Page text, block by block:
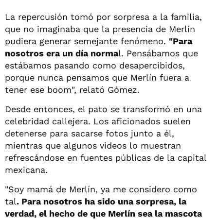
La repercusión tomó por sorpresa a la familia,
que no imaginaba que la presencia de Merlín
pudiera generar semejante fenómeno. "Para
nosotros era un día normal. Pensábamos que
estábamos pasando como desapercibidos,
porque nunca pensamos que Merlín fuera a
tener ese boom", relató Gómez.
Desde entonces, el pato se transformó en una
celebridad callejera. Los aficionados suelen
detenerse para sacarse fotos junto a él,
mientras que algunos videos lo muestran
refrescándose en fuentes públicas de la capital
mexicana.
"Soy mamá de Merlín, ya me considero como
tal. Para nosotros ha sido una sorpresa, la
verdad, el hecho de que Merlín sea la mascota